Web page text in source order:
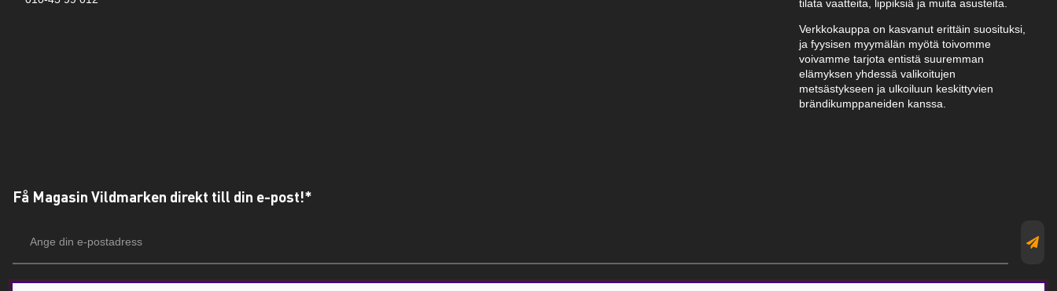
tilata vaatteita, lippiksiä ja muita asusteita.
Verkkokauppa on kasvanut erittäin suosituksi,
ja fyysisen myymälän myötä toivomme
voivamme tarjota entistä suuremman
elämyksen yhdessä valikoitujen
metsästykseen ja ulkoiluun keskittyvien
brändikumppaneiden kanssa.
Få Magasin Vildmarken direkt till din e-post!*
postadress